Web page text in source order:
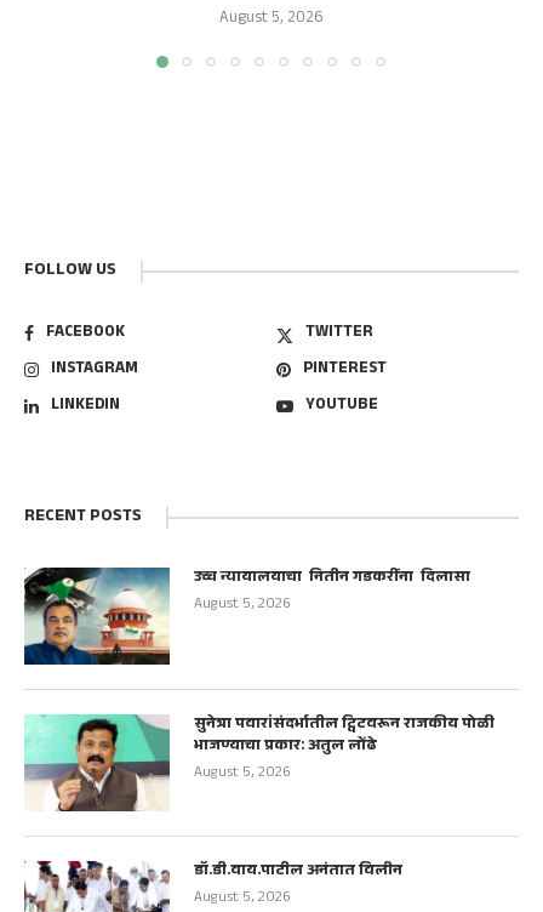
August 5, 2026
FOLLOW US
FACEBOOK
TWITTER
INSTAGRAM
PINTEREST
LINKEDIN
YOUTUBE
RECENT POSTS
उच्च न्यायालयाचा नितीन गडकरींना दिलासा
August 5, 2026
सुनेत्रा पवारांसंदर्भातील ट्विटवरून राजकीय पोळी
भाजण्याचा प्रकार: अतुल लोंढे
August 5, 2026
डॉ.डी.वाय.पाटील अनंतात विलीन
August 5, 2026